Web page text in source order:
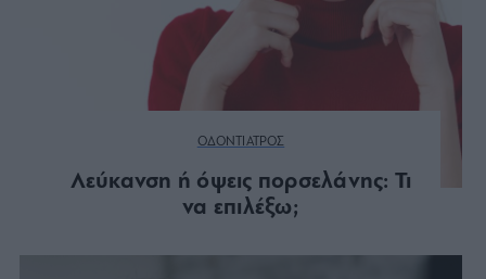
ΟΔΟΝΤΙΑΤΡΟΣ
Λεύκανση ή όψεις πορσελάνης: Τι
να επιλέξω;